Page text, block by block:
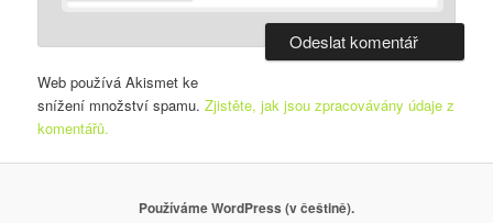
Web používá Akismet ke
snížení množství spamu.Zjistěte, jak jsou zpracovávány údaje z
komentářů.
Používáme WordPress (v češtině).